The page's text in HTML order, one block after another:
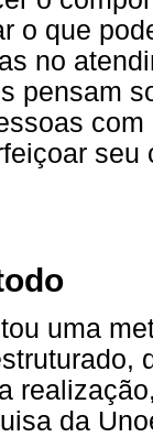
o que
no
pensam
uma
da